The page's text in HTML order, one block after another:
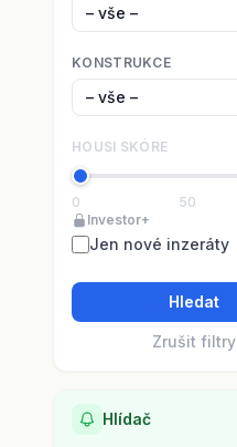
KONSTRUKCE
HOUSI SKÓRE
0 50
Investor+
Jen nové inzeráty
Hledat
Zrušit filtry
Hlídač